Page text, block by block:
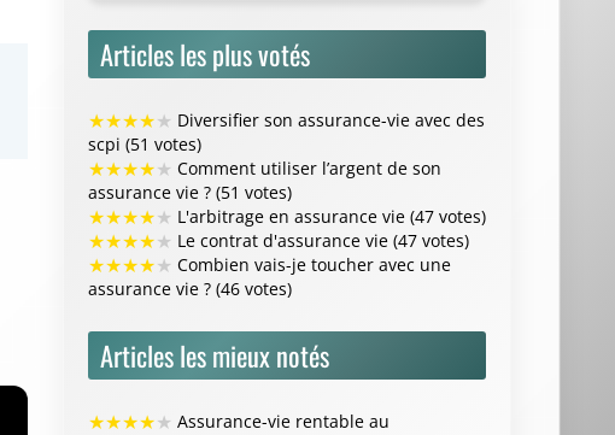
Articles les plus votés
★★★★★ Diversifier son assurance-vie avec des
scpi (51 votes)
★★★★★ Comment utiliser l’argent de son
assurance vie ? (51 votes)
★★★★★ L'arbitrage en assurance vie (47 votes)
★★★★★ Le contrat d'assurance vie (47 votes)
★★★★★ Combien vais-je toucher avec une
assurance vie ? (46 votes)
Articles les mieux notés
★★★★★ Assurance-vie rentable au